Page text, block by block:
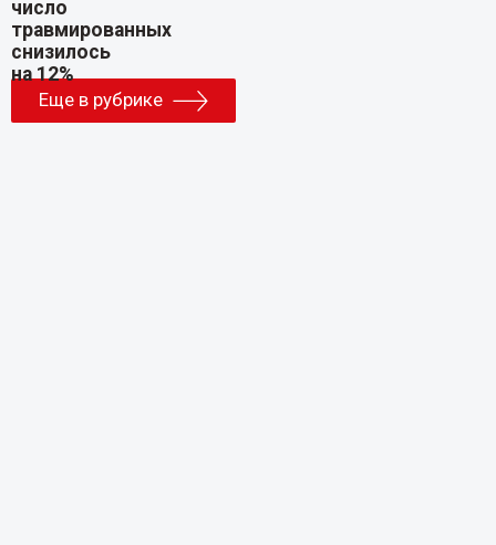
Еще в рубрике